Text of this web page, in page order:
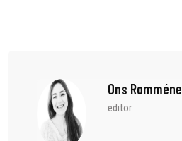
Ons Romméne
editor